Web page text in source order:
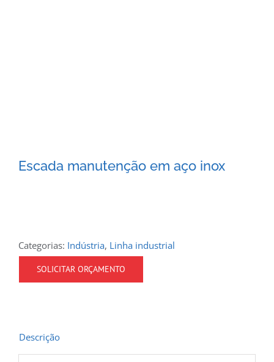
Escada manutenção em aço inox
Categorias: Indústria, Linha industrial
SOLICITAR ORÇAMENTO
Descrição